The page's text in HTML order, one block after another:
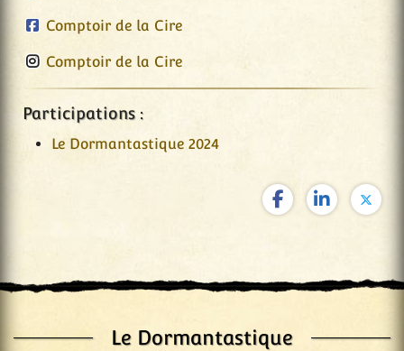
Le Dormantastique
Comptoir de la Cire
Comptoir de la Cire
Participations :
Le Dormantastique 2024